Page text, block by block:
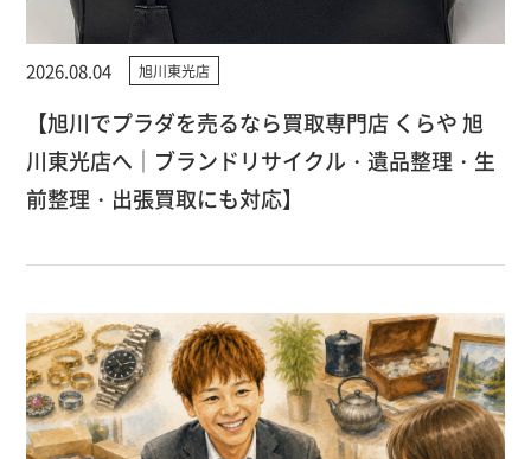
2026.08.04 旭川東光店
【旭川でプラダを売るなら買取専門店 くらや 旭
川東光店へ｜ブランドリサイクル・遺品整理・生
前整理・出張買取にも対応】